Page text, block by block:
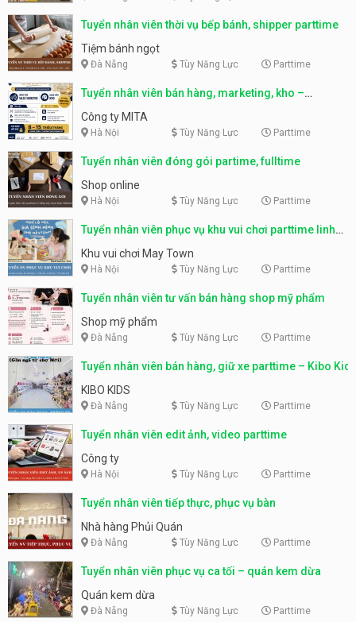
Tuyển nhân viên thời vụ bếp bánh, shipper parttime
Tiệm bánh ngọt
Đà Nẵng Tùy Năng Lực Parttime
Tuyển nhân viên bán hàng, marketing, kho –
parttime, fulltime
Công ty MITA
Hà Nội Tùy Năng Lực Parttime
Tuyển nhân viên đóng gói partime, fulltime
Shop online
Hà Nội Tùy Năng Lực Parttime
Tuyển nhân viên phục vụ khu vui chơi parttime linh
động
Khu vui chơi May Town
Hà Nội Tùy Năng Lực Parttime
Tuyển nhân viên tư vấn bán hàng shop mỹ phẩm
Shop mỹ phẩm
Đà Nẵng Tùy Năng Lực Parttime
Tuyển nhân viên bán hàng, giữ xe parttime – Kibo Kid
KIBO KIDS
Đà Nẵng Tùy Năng Lực Parttime
Tuyển nhân viên edit ảnh, video parttime
Công ty
Hà Nội Tùy Năng Lực Parttime
Tuyển nhân viên tiếp thực, phục vụ bàn
Nhà hàng Phủi Quán
Đà Nẵng Tùy Năng Lực Parttime
Tuyển nhân viên phục vụ ca tối – quán kem dừa
Quán kem dừa
Đà Nẵng Tùy Năng Lực Parttime